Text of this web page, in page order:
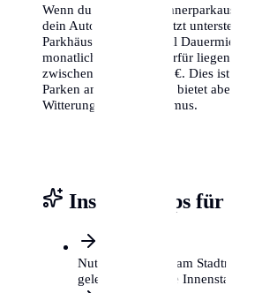
Wenn du keinen Bewohnerparkausweis
dein Auto lieber geschützt unterstellst,
Parkhäuser in Wuppertal
monatlichen Kosten hierfür liegen je
zwischen 80 € und 200 €. Dies ist zwar
Parken am Straßenrand, bietet aber
Witterung und Vandalismus.
Insider-Tipps für
Nutze P+R Plätze am Stadtrand,
gelegentlich in die Innenstadt